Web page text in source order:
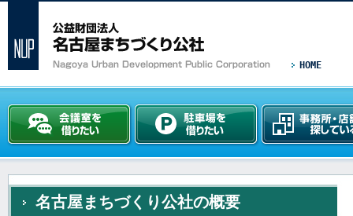
HOME
名古屋まちづくり公社の概要